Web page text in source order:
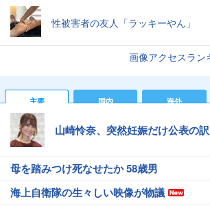
性被害者の友人「ラッキーやん」
画像アクセスラン
主要 国内 海外
山崎怜奈、突然妊娠だけ公表の訳
母を踏みつけ死なせたか 58歳男
海上自衛隊の生々しい映像が物議